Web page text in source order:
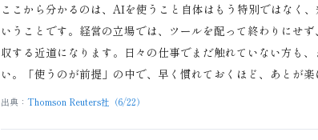
ここから分かるのは、AIを使うこと自体はもう特別ではなく
いうことです。経営の立場では、ツールを配って終わりにせ
収する近道になります。日々の仕事でまだ触れていない方も
い。「使うのが前提」の中で、早く慣れておくほど、あとが楽
出典： Thomson Reuters社（6/22）